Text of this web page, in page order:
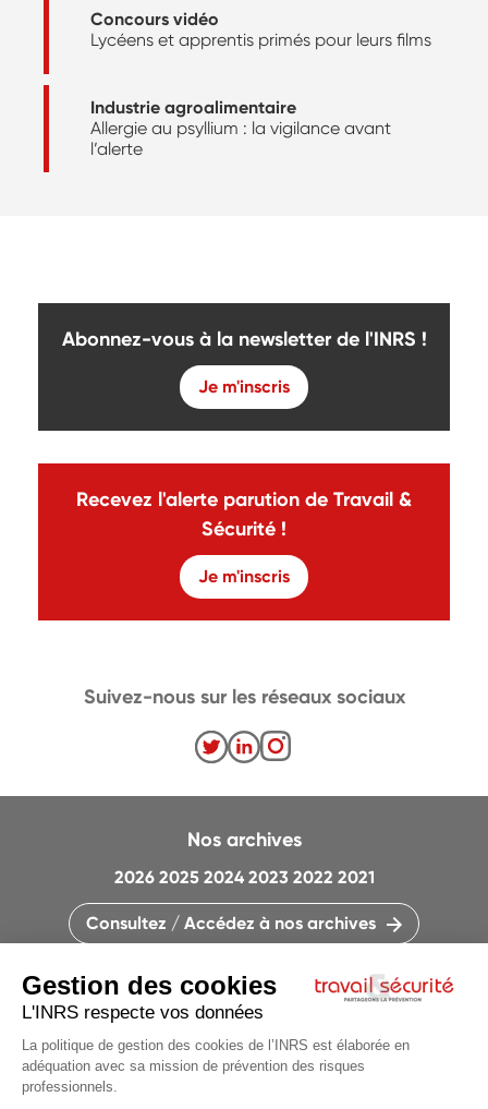
Concours vidéo
Lycéens et apprentis primés pour leurs films
Industrie agroalimentaire
Allergie au psyllium : la vigilance avant
l’alerte
Abonnez-vous à la newsletter de l'INRS !
Je m'inscris
Recevez l'alerte parution de Travail &
Sécurité !
Je m'inscris
CONTACTEZ LA RÉDACTION
QUI SOMMES-NOUS ?
Nos archives
2026 2025 2024 2023 2022 2021
Consultez / Accédez à nos archives
Suivez-nous sur les réseaux sociaux